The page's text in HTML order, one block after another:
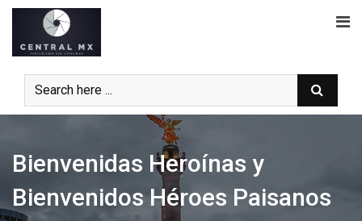
Skip
content
Bienvenidas Heroínas y
Bienvenidos Héroes Paisanos